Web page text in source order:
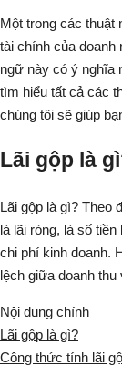
Một trong các thuật
tài chính của doanh
ngữ này có ý nghĩa
tìm hiểu tất cả các
chúng tôi sẽ giúp
Lãi gộp là
Lãi gộp là gì? Theo
là lãi ròng, là số
chi phí kinh doanh.
lệch giữa doanh thu
Nội dung chính
Lãi gộp là gì?
Công thức tính lãi